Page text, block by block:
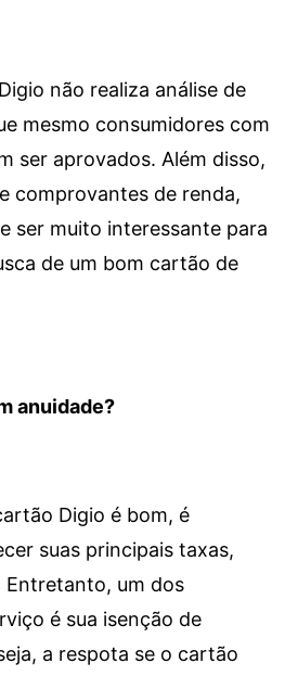
não realiza análise de
mesmo consumidores com
ser aprovados. Além disso,
comprovantes de renda,
ser muito interessante para
de um bom cartão de
anuidade?
Digio é bom, é
suas principais taxas,
Entretanto, um dos
é sua isenção de
a respota se o cartão